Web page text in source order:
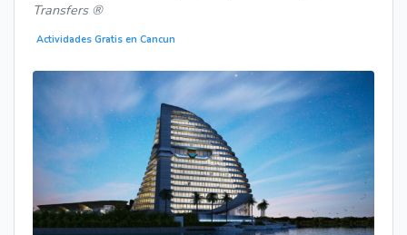
Transfers ®
Actividades Gratis en Cancun